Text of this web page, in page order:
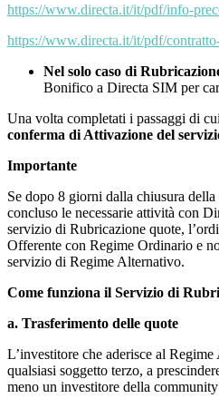
https://www.directa.it/it/pdf/info-
https://www.directa.it/it/pdf/
Nel solo caso di
Bonifico a Directa SIM per
Una volta completati i passaggi di
conferma di Attivazione del
Importante
Se dopo 8 giorni dalla chiusura
concluso le necessarie attività con
servizio di Rubricazione quote,
Offerente con Regime Ordinario e
servizio di Regime Alternativo.
Come funziona il Servizio di
a. Trasferimento delle quote
L’investitore che aderisce al
qualsiasi soggetto terzo, a
meno un investitore della